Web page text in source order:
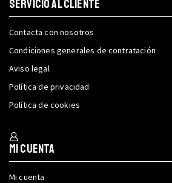
SERVICIO AL CLIENTE
Contacta con nosotros
Condiciones generales de contratación
Aviso legal
Política de privacidad
Política de cookies
Mi cuenta
Mi cuenta